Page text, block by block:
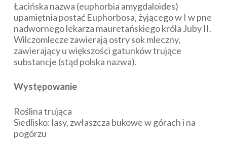
Łacińska nazwa (euphorbia amygdaloides)
upamiętnia postać Euphorbosa, żyjącego w I w pne
nadwornego lekarza mauretańskiego króla Juby II.
Wilczomlecze zawierają ostry sok mleczny,
zawierający u większości gatunków trujące
substancje (stąd polska nazwa).
Występowanie
Roślina trująca
Siedlisko: lasy, zwłaszcza bukowe w górach i na
pogórzu